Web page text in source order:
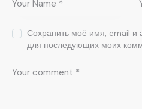
Сохранить моё имя, email и
для последующих моих